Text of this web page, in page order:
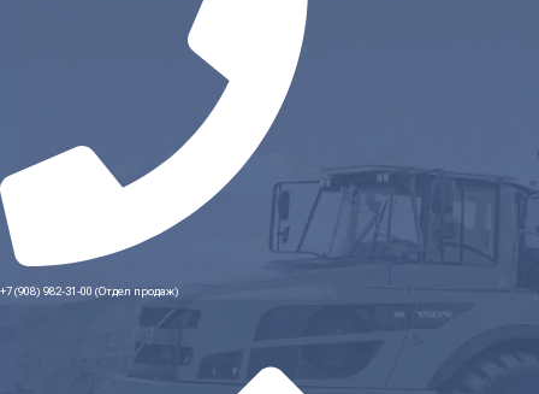
+7 (908) 982-31-00 (Отдел продаж)